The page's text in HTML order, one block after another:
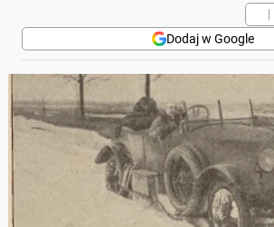
Dodaj w Google